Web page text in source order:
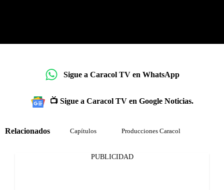
Sigue a Caracol TV en WhatsApp
📺 Sigue a Caracol TV en Google Noticias.
Relacionados Capítulos Producciones Caracol
PUBLICIDAD